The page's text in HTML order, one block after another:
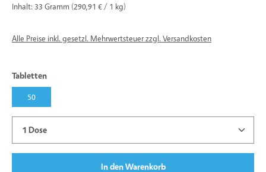
Inhalt: 33 Gramm (290,91 € / 1 kg)
Alle Preise inkl. gesetzl. Mehrwertsteuer zzgl. Versandkosten
Tablettenauswählen
50
Produkt Anzahl: Gib den gewünschten Wert ein oder
In den Warenkorb